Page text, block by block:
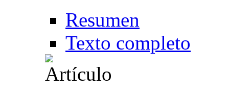
Resumen
Texto completo